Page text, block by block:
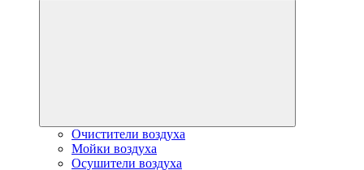
Очистители воздуха
Мойки воздуха
Осушители воздуха